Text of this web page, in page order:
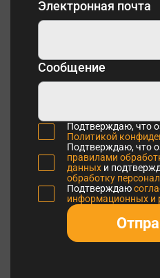
Электронная почта
Сообщение
Подтверждаю, что
Политикой
Подтверждаю, что
правилами
данных и
обработку
Подтверждаю
информационных и